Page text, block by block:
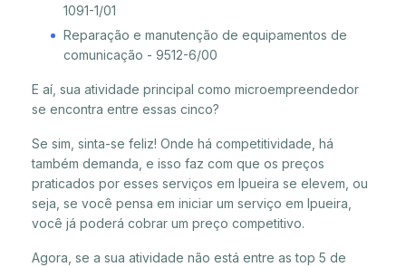
1091-1/01
Reparação e manutenção de equipamentos de
comunicação - 9512-6/00
E aí, sua atividade principal como microempreendedor
se encontra entre essas cinco?
Se sim, sinta-se feliz! Onde há competitividade, há
também demanda, e isso faz com que os preços
praticados por esses serviços em Ipueira se elevem, ou
seja, se você pensa em iniciar um serviço em Ipueira,
você já poderá cobrar um preço competitivo.
Agora, se a sua atividade não está entre as top 5 de